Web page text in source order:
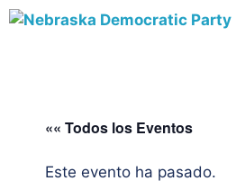
«« Todos los Eventos
Este evento ha pasado.